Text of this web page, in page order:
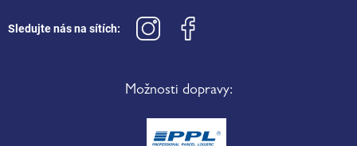
Sledujte nás na sítích:
Možnosti dopravy: